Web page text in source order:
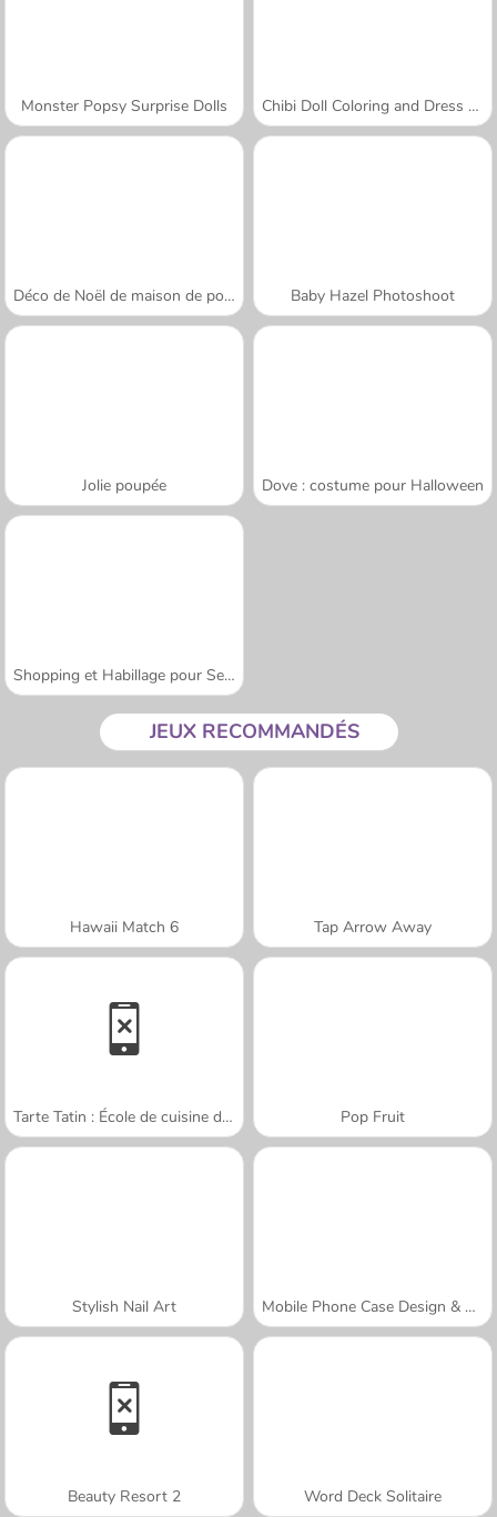
Monster Popsy Surprise Dolls Chibi Doll Coloring and Dress Up
Déco de Noël de maison de poupées Baby Hazel Photoshoot
Jolie poupée Dove : costume pour Halloween
Shopping et Habillage pour Sery
JEUX RECOMMANDÉS
Hawaii Match 6 Tap Arrow Away
Tarte Tatin : École de cuisine de Sara Pop Fruit
Stylish Nail Art Mobile Phone Case Design & DIY
Beauty Resort 2 Word Deck Solitaire